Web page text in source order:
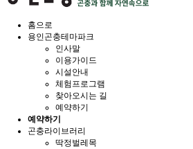
홈으로
용인곤충테마파크
인사말
이용가이드
시설안내
체험프로그램
찾아오시는 길
예약하기
예약하기
곤충라이브러리
딱정벌레목